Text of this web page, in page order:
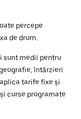
percepe
de drum.
sunt medii pentru
întârzieri
tarife fixe și
curse programate